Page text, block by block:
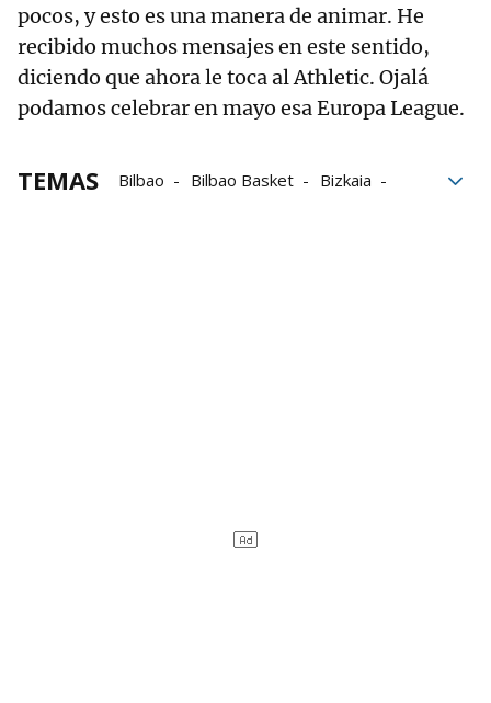
pocos, y esto es una manera de animar. He
recibido muchos mensajes en este sentido,
diciendo que ahora le toca al Athletic. Ojalá
podamos celebrar en mayo esa Europa League.
TEMAS Bilbao Bilbao Basket
Bizkaia